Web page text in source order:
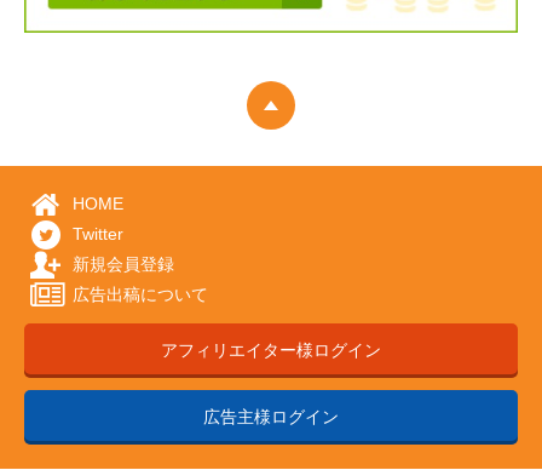
HOME
Twitter
新規会員登録
広告出稿について
アフィリエイター様ログイン
広告主様ログイン